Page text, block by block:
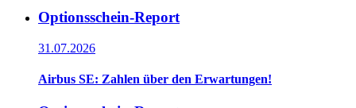
Optionsschein-Report
31.07.2026
Airbus SE: Zahlen über den Erwartungen!